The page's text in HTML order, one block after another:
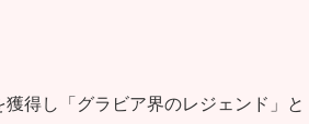
得し「グラビア界のレジェンド」と